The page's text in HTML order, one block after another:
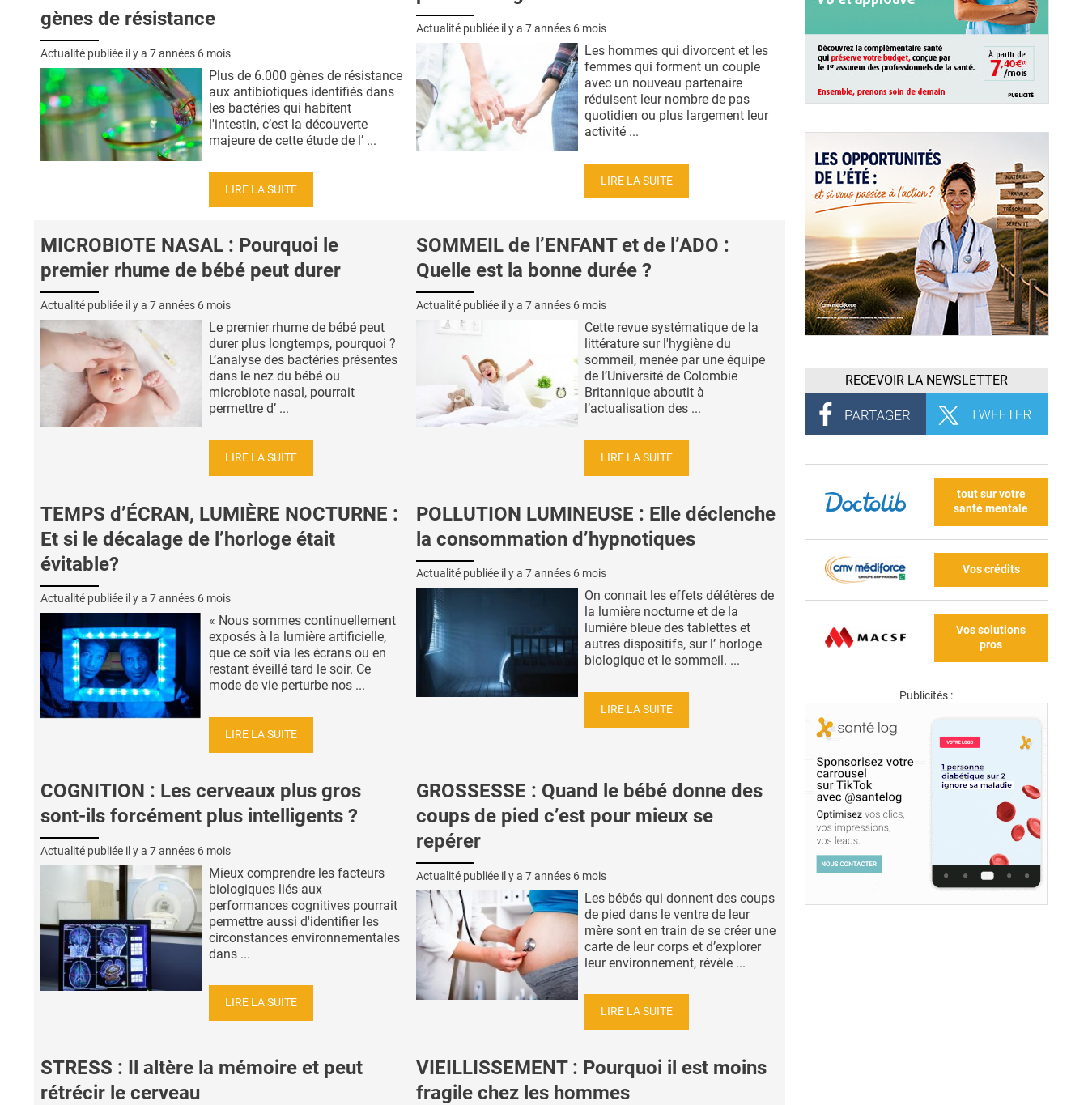
gènes de résistance
Actualité publiée il y a 7 années 6 mois
Plus de 6.000 gènes de résistance
aux antibiotiques identifiés dans
les bactéries qui habitent
l'intestin, c’est la découverte
majeure de cette étude de l’ ...
LIRE LA SUITE
Actualité publiée il y a 7 années 6 mois
Les hommes qui divorcent et les
femmes qui forment un couple
avec un nouveau partenaire
réduisent leur nombre de pas
quotidien ou plus largement leur
activité ...
LIRE LA SUITE
MICROBIOTE NASAL : Pourquoi le
premier rhume de bébé peut durer
Actualité publiée il y a 7 années 6 mois
Le premier rhume de bébé peut
durer plus longtemps, pourquoi ?
L’analyse des bactéries présentes
dans le nez du bébé ou
microbiote nasal, pourrait
permettre d’ ...
LIRE LA SUITE
SOMMEIL de l’ENFANT et de l’ADO :
Quelle est la bonne durée ?
Actualité publiée il y a 7 années 6 mois
Cette revue systématique de la
littérature sur l'hygiène du
sommeil, menée par une équipe
de l’Université de Colombie
Britannique aboutit à
l’actualisation des ...
LIRE LA SUITE
TEMPS d’ÉCRAN, LUMIÈRE NOCTURNE :
Et si le décalage de l’horloge était
évitable?
Actualité publiée il y a 7 années 6 mois
« Nous sommes continuellement
exposés à la lumière artificielle,
que ce soit via les écrans ou en
restant éveillé tard le soir. Ce
mode de vie perturbe nos ...
LIRE LA SUITE
POLLUTION LUMINEUSE : Elle déclenche
la consommation d’hypnotiques
Actualité publiée il y a 7 années 6 mois
On connait les effets délétères de
la lumière nocturne et de la
lumière bleue des tablettes et
autres dispositifs, sur l’ horloge
biologique et le sommeil. ...
LIRE LA SUITE
COGNITION : Les cerveaux plus gros
sont-ils forcément plus intelligents ?
Actualité publiée il y a 7 années 6 mois
Mieux comprendre les facteurs
biologiques liés aux
performances cognitives pourrait
permettre aussi d'identifier les
circonstances environnementales
dans ...
LIRE LA SUITE
GROSSESSE : Quand le bébé donne des
coups de pied c’est pour mieux se
repérer
Actualité publiée il y a 7 années 6 mois
Les bébés qui donnent des coups
de pied dans le ventre de leur
mère sont en train de se créer une
carte de leur corps et d’explorer
leur environnement, révèle ...
LIRE LA SUITE
STRESS : Il altère la mémoire et peut
rétrécir le cerveau
VIEILLISSEMENT : Pourquoi il est moins
fragile chez les hommes
RECEVOIR LA NEWSLETTER
tout sur votre
santé mentale
Vos crédits
Vos solutions
pros
Publicités :